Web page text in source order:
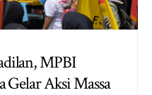
MPBI
Gelar Aksi Massa